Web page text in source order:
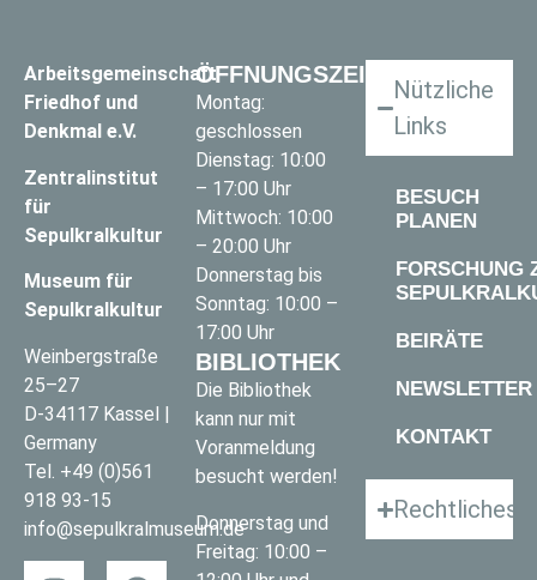
Arbeitsgemeinschaft
Friedhof und
Denkmal e.V.
Zentralinstitut
für
Sepulkralkultur
Museum für
Sepulkralkultur
Weinbergstraße
25–27
D-34117 Kassel |
Germany
Tel. +49 (0)561
918 93-15
info@sepulkralmuseum.de
ÖFFNUNGSZEITEN
Montag:
geschlossen
Dienstag: 10:00
– 17:00 Uhr
Mittwoch: 10:00
– 20:00 Uhr
Donnerstag bis
Sonntag: 10:00 –
17:00 Uhr
BIBLIOTHEK
Die Bibliothek
kann nur mit
Voranmeldung
besucht werden!
Donnerstag und
Freitag: 10:00 –
Nützliche
Links
BESUCH
PLANEN
FORSCHUNG
BEIRÄTE
NEWSLETTER
KONTAKT
Rechtliches